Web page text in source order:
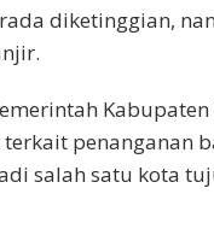
diketinggian,
Kabupaten
penanganan
salah satu kota